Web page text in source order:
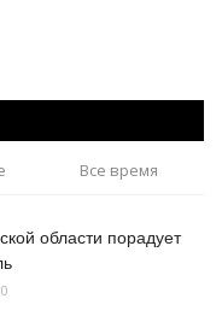
Все время
области порадует